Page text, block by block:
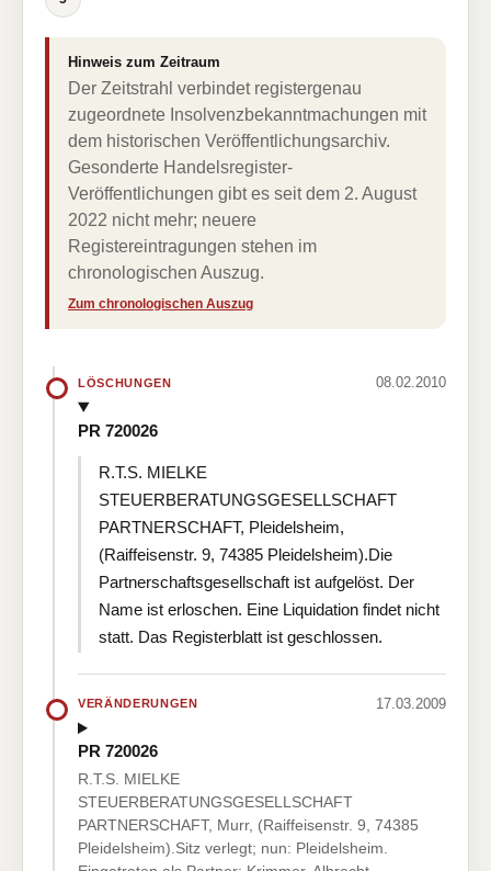
Hinweis zum Zeitraum
Der Zeitstrahl verbindet registergenau
zugeordnete Insolvenzbekanntmachungen mit
dem historischen Veröffentlichungsarchiv.
Gesonderte Handelsregister-
Veröffentlichungen gibt es seit dem 2. August
2022 nicht mehr; neuere
Registereintragungen stehen im
chronologischen Auszug.
Zum chronologischen Auszug
LÖSCHUNGEN 08.02.2010
PR 720026
R.T.S. MIELKE
STEUERBERATUNGSGESELLSCHAFT
PARTNERSCHAFT, Pleidelsheim,
(Raiffeisenstr. 9, 74385 Pleidelsheim).Die
Partnerschaftsgesellschaft ist aufgelöst. Der
Name ist erloschen. Eine Liquidation findet nicht
statt. Das Registerblatt ist geschlossen.
VERÄNDERUNGEN 17.03.2009
PR 720026
R.T.S. MIELKE
STEUERBERATUNGSGESELLSCHAFT
PARTNERSCHAFT, Murr, (Raiffeisenstr. 9, 74385
Pleidelsheim).Sitz verlegt; nun: Pleidelsheim.